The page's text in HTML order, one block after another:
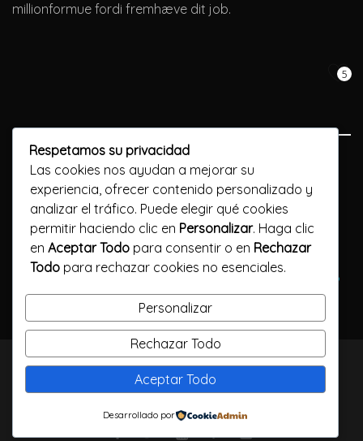
millionformue fordi fremhæve dit job.
5
Previous Post
100 percent free Spins No deposit Uk Find the best 100
percent free Revolves Casinos 2024
Next Post
United states of america Totally free Spins No-deposit Also
provides Remain Everything you Winnings 2024
TODOS LOS DERECHOS RESERVADOS / CALLELARGA
FILMS / 2023
Respetamos su privacidad
Las cookies nos ayudan a mejorar su
experiencia, ofrecer contenido personalizado y
analizar el tráfico. Puede elegir qué cookies
permitir haciendo clic en Personalizar. Haga clic
en Aceptar Todo para consentir o en Rechazar
Todo para rechazar cookies no esenciales.
Personalizar
Rechazar Todo
Aceptar Todo
Desarrollado por